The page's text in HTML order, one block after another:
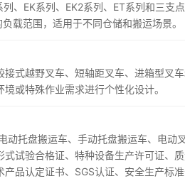
、EK系列、EK2系列、ET系列和三支
载范围，适用于不同仓储和搬运场景。
接式越野叉车、短轴距叉车、进箱型叉
或特殊作业需求进行个性化设计。
动托盘搬运车、手动托盘搬运车、电动
式试验合格证、特种设备生产许可证、
品认定证书、SGS认证、安全生产标